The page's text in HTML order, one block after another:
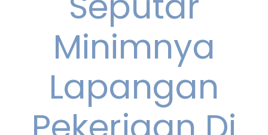
Minimnya
Lapangan